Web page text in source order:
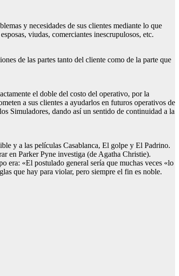
y necesidades de sus clientes mediante lo que
viudas, comerciantes inescrupulosos, etc.
de las partes tanto del cliente como de la parte que
el doble del costo del operativo, por la
a sus clientes a ayudarlos en futuros operativos de
Simuladores, dando así un sentido de continuidad a la
y a las películas Casablanca, El golpe y El Padrino.
en Parker Pyne investiga (de Agatha Christie).
era: «El postulado general sería que muchas veces «lo
que hay para violar, pero siempre el fin es noble.